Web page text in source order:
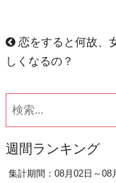
恋をすると何故、
しくなるの？
週間ランキング
集計期間：08月02日～08